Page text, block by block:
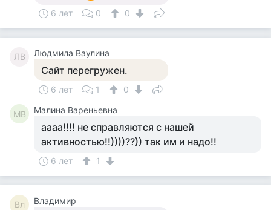
6 лет 0 0
ЛВ Людмила Ваулина
Сайт перегружен.
6 лет 1 0
МВ Малина Вареньевна
аааа!!!! не справляются с нашей
активностью!!))))??)) так им и надо!!
6 лет 1
Вл Владимир